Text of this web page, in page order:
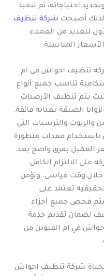
احتياجاته، ثم تنفيذ
لذلك أصبحت شركة تنظيف
للعديد من العملاء
المناسبة.
تنظيف احواش في ام
تناسب جميع أنواع
حيث يتم تنظيف الأرضيات
الضيقة بعناية فائقة.
والزيوت والترسبات التي
باستخدام معدات متطورة
العميل بفرق واضح بعد
على الالتزام الكامل
خلال وقت قياسي. وتؤمن
تعتمد على
يتم فحص جميع أجزاء
لضمان تقديم خدمة
في ام القيوين من
شركة تنظيف احواش